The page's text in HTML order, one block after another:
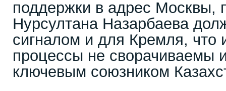
поддержки в адрес Москвы,
Нурсултана Назарбаева
сигналом и для Кремля, что
процессы не сворачиваемы
ключевым союзником